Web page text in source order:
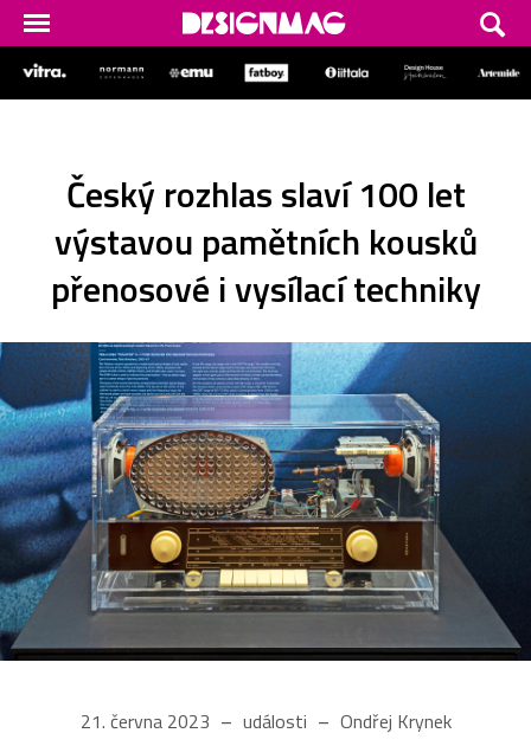
Český rozhlas slaví 100 let
výstavou pamětních kousků
přenosové i vysílací techniky
21. června 2023 události Ondřej Krynek